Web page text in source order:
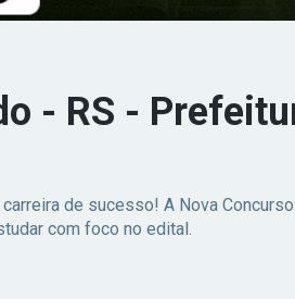
Seu carrinho
- RS -
de sucesso! A Nova
com foco no edital.